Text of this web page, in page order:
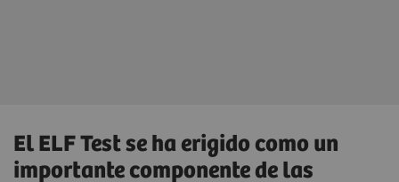
El ELF Test se ha erigido como un
importante componente de las